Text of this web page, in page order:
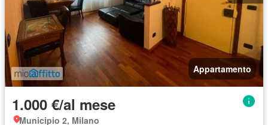
Appartamento
1.000 €/al mese
Municipio 2, Milano